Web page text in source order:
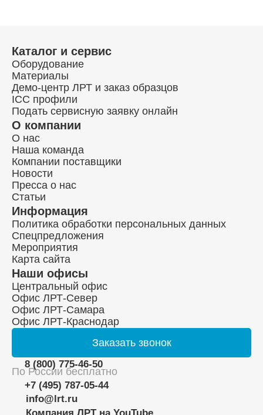
Каталог и сервис
Оборудование
Материалы
Демо-центр ЛРТ и заказ образцов
ICC профили
Подать сервисную заявку онлайн
Информация
Политика обработки персональных данных
Спецпредложения
Мероприятия
Карта сайта
О компании
О нас
Наша команда
Компании поставщики
Новости
Пресса о нас
Статьи
Наши офисы
Центральный офис
Офис ЛРТ-Север
Офис ЛРТ-Самара
Офис ЛРТ-Краснодар
Заказать звонок
8 (800) 775-46-50
По России бесплатно
+7 (495) 787-05-44
info@lrt.ru